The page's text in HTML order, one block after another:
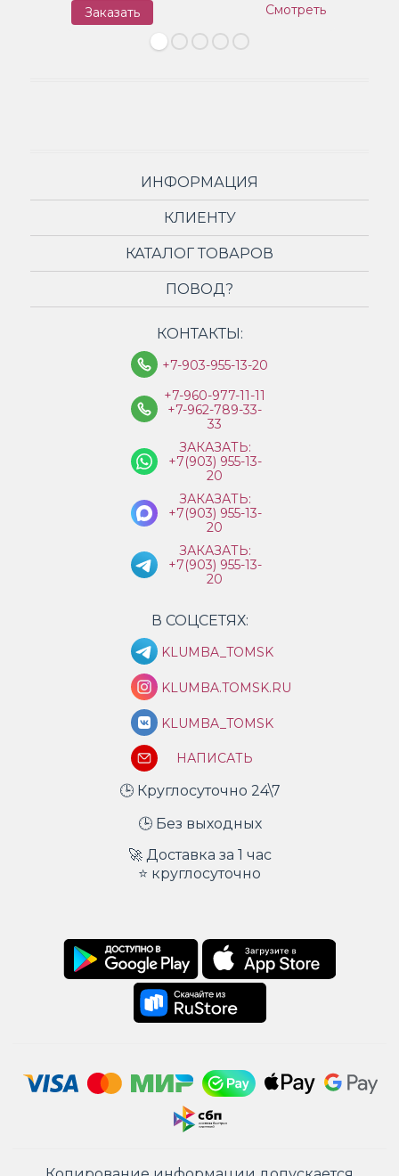
Заказать Смотреть
ИНФОРМАЦИЯ
КЛИЕНТУ
КАТАЛОГ ТОВАРОВ
ПОВОД?
КОНТАКТЫ:
+7-903-955-13-20
+7-960-977-11-11
+7-962-789-33-
33
ЗАКАЗАТЬ:
+7(903) 955-13-
20
ЗАКАЗАТЬ:
+7(903) 955-13-
20
ЗАКАЗАТЬ:
+7(903) 955-13-
20
В СОЦСЕТЯХ:
KLUMBA_TOMSK
KLUMBA.TOMSK.RU
KLUMBA_TOMSK
НАПИСАТЬ
🕒 Круглосуточно 24\7
🕒 Без выходных
🚀 Доставка за 1 час
⭐ круглосуточно